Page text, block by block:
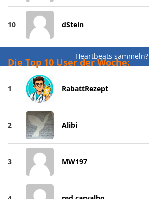
10 dStein
Heartbeats sammeln?
Die Top 10 User der Woche:
1 RabattRezept
2 Alibi
3 MW197